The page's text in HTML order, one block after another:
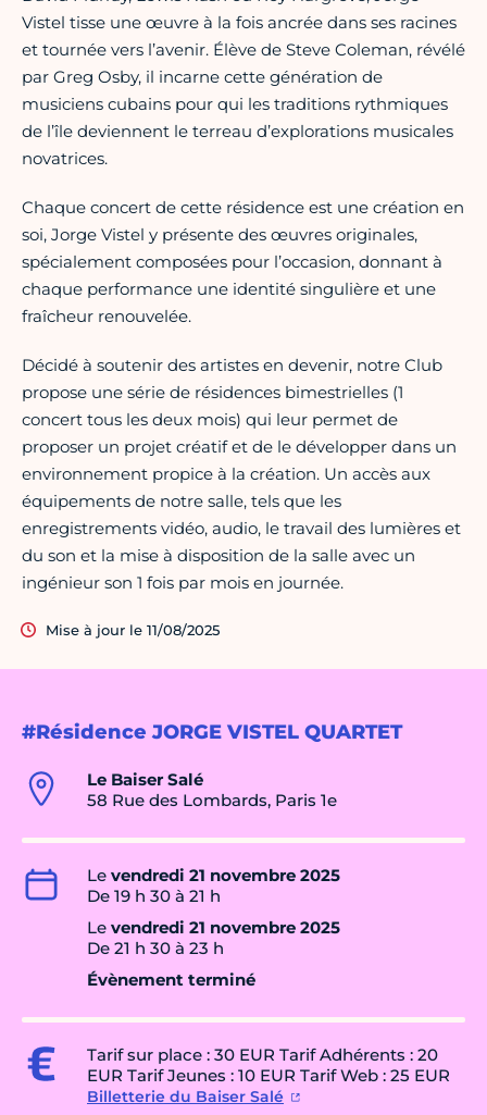
#Résidence JORGE VISTEL QUARTET
Le Baiser Salé
58 Rue des Lombards, Paris 1e
Le vendredi 21 novembre 2025
De 19 h 30 à 21 h
Le vendredi 21 novembre 2025
De 21 h 30 à 23 h
Évènement terminé
Tarif sur place : 30 EUR Tarif Adhérents : 20
EUR Tarif Jeunes : 10 EUR Tarif Web : 25 EUR
Billetterie du Baiser Salé
Vistel tisse une œuvre à la fois ancrée dans ses racines
et tournée vers l’avenir. Élève de Steve Coleman, révélé
par Greg Osby, il incarne cette génération de
musiciens cubains pour qui les traditions rythmiques
de l’île deviennent le terreau d’explorations musicales
novatrices.
Chaque concert de cette résidence est une création en
soi, Jorge Vistel y présente des œuvres originales,
spécialement composées pour l’occasion, donnant à
chaque performance une identité singulière et une
fraîcheur renouvelée.
Décidé à soutenir des artistes en devenir, notre Club
propose une série de résidences bimestrielles (1
concert tous les deux mois) qui leur permet de
proposer un projet créatif et de le développer dans un
environnement propice à la création. Un accès aux
équipements de notre salle, tels que les
enregistrements vidéo, audio, le travail des lumières et
du son et la mise à disposition de la salle avec un
ingénieur son 1 fois par mois en journée.
Mise à jour le 11/08/2025